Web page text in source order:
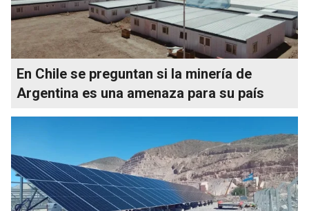
En Chile se preguntan si la minería de
Argentina es una amenaza para su país